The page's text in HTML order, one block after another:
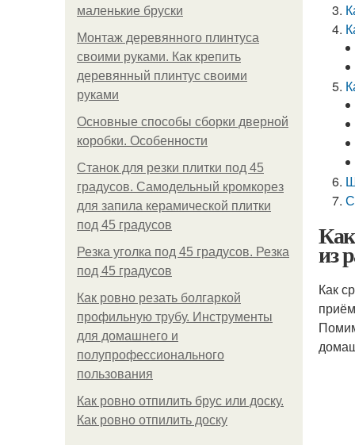
маленькие бруски
Монтаж деревянного плинтуса
своими руками. Как крепить
деревянный плинтус своими
руками
Основные способы сборки дверной
коробки. Особенности
Станок для резки плитки под 45
градусов. Самодельный кромкорез
для запила керамической плитки
под 45 градусов
Резка уголка под 45 градусов. Резка
под 45 градусов
Как ровно резать болгаркой
профильную трубу. Инструменты
для домашнего и
полупрофессионального
пользования
Как ровно отпилить брус или доску.
Как ровно отпилить доску
из
Как